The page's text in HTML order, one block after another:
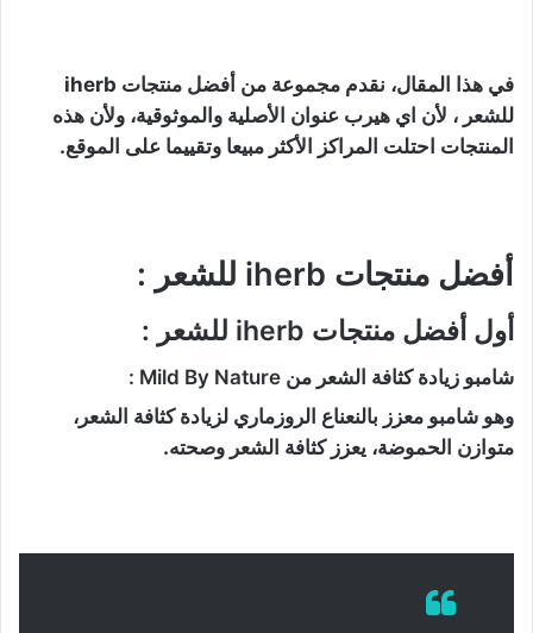
في هذا المقال، نقدم مجموعة من أفضل منتجات iherb
للشعر ، لأن اي هيرب عنوان الأصلية والموثوقية، ولأن هذه
المنتجات احتلت المراكز الأكثر مبيعا وتقييما على الموقع.
أفضل منتجات iherb للشعر :
أول أفضل منتجات iherb للشعر :
شامبو زيادة كثافة الشعر من Mild By Nature :
وهو شامبو معزز بالنعناع الروزماري لزيادة كثافة الشعر،
متوازن الحموضة، يعزز كثافة الشعر وصحته.